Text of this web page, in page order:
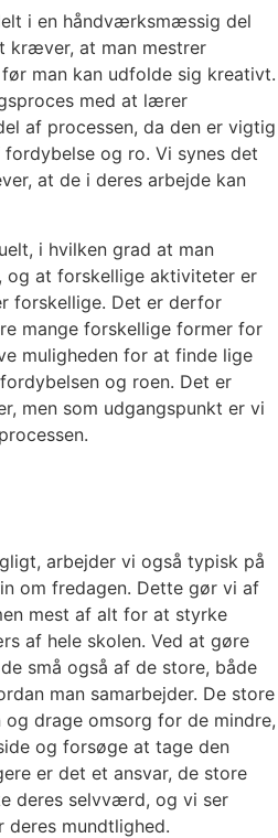
i en håndværksmæssig del
kræver, at man mestrer
man kan udfolde sig kreativt.
med at lærer
af processen, da den er vigtig
og ro. Vi synes det
at de i deres arbejde kan
i hvilken grad at man
og at forskellige aktiviteter er
forskellige. Det er derfor
mange forskellige former for
muligheden for at finde lige
og roen. Det er
men som udgangspunkt er vi
arbejder vi også typisk på
om fredagen. Dette gør vi af
mest af alt for at styrke
af hele skolen. Ved at gøre
små også af de store, både
man samarbejder. De store
drage omsorg for de mindre,
og forsøge at tage den
er det et ansvar, de store
deres selvværd, og vi ser
mundtlighed.